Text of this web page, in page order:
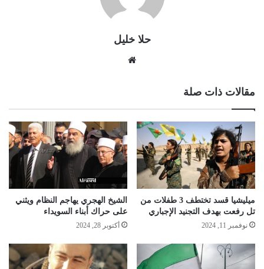
حلا خليل
مقالات ذات صلة
ميليشيا قسد تختطف 3 طفلات من
تل رفعت بهدف التجنيد الإجباري
نوفمبر 11, 2024
الشيخ الهجري يهاجم النظام ويثني
على حراك أبناء السويداء
أكتوبر 28, 2024